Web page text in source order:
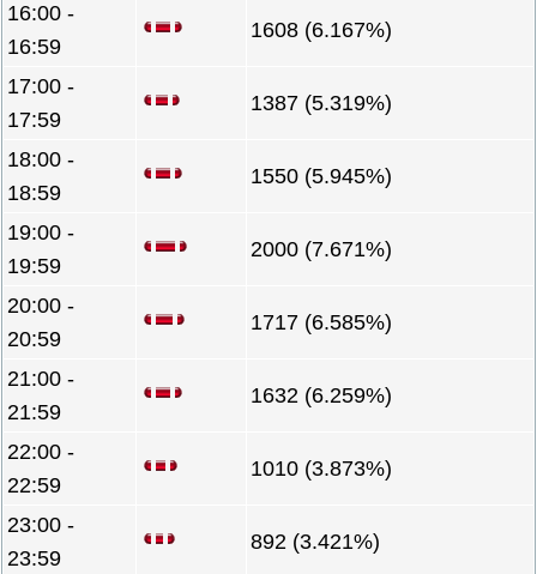
16:00 -
16:59
1608 (6.167%)
17:00 -
17:59
1387 (5.319%)
18:00 -
18:59
1550 (5.945%)
19:00 -
19:59
2000 (7.671%)
20:00 -
20:59
1717 (6.585%)
21:00 -
21:59
1632 (6.259%)
22:00 -
22:59
1010 (3.873%)
23:00 -
23:59
892 (3.421%)